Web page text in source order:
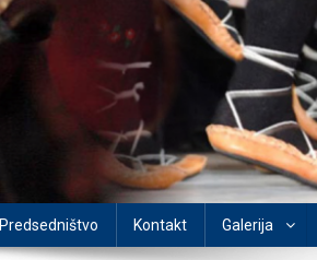
Predsedništvo Kontakt Galerija